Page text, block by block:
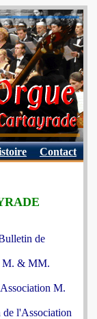
Contact
de
M. & MM.
M.
de l'Association